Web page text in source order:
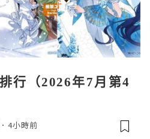
行（2026年7月第4
4小時前